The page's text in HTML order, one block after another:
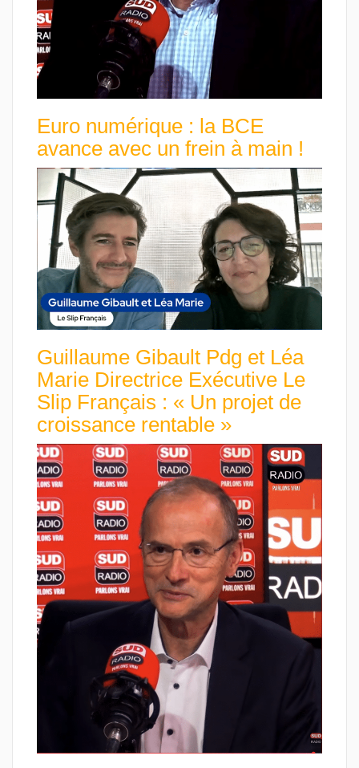
Euro numérique : la BCE
avance avec un frein à main !
Guillaume Gibault Pdg et Léa
Marie Directrice Exécutive Le
Slip Français : « Un projet de
croissance rentable »